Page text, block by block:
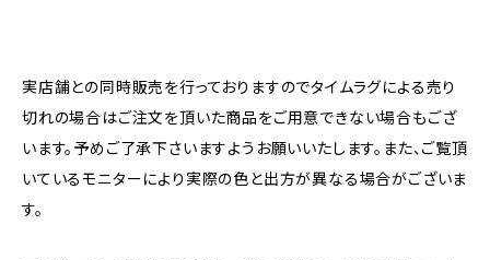
実店舗との同時販売を行っておりますのでタイムラグによる売り
切れの場合はご注文を頂いた商品をご用意できない場合もござ
います。予めご了承下さいますようお願いいたします。また、ご覧頂
いているモニターにより実際の色と出方が異なる場合がございま
す。